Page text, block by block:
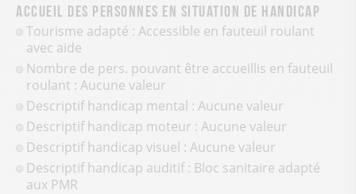
Accueil des personnes en situation de handicap
Tourisme adapté : Accessible en fauteuil roulant
avec aide
Nombre de pers. pouvant être accueillis en fauteuil
roulant : Aucune valeur
Descriptif handicap mental : Aucune valeur
Descriptif handicap moteur : Aucune valeur
Descriptif handicap visuel : Aucune valeur
Descriptif handicap auditif : Bloc sanitaire adapté
aux PMR